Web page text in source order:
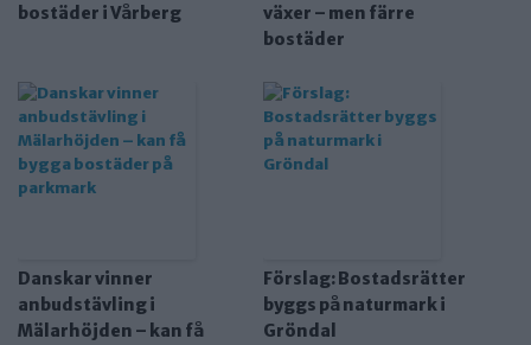
bostäder i Vårberg
växer – men färre
bostäder
Danskar vinner
anbudstävling i
Mälarhöjden – kan få
Förslag: Bostadsrätter
byggs på naturmark i
Gröndal